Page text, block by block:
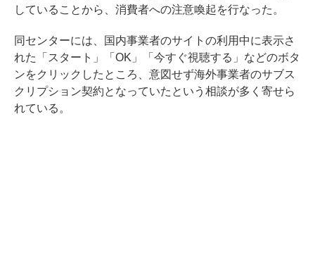
していることから、消費者への注意喚起を行なった。
同センターには、国内事業者のサイトの利用中に表示さ
れた「スタート」「OK」「今すぐ視聴する」などのボタ
ンをクリックしたところ、意図せず海外事業者のサブス
クリプション契約となっていたという相談が多く寄せら
れている。